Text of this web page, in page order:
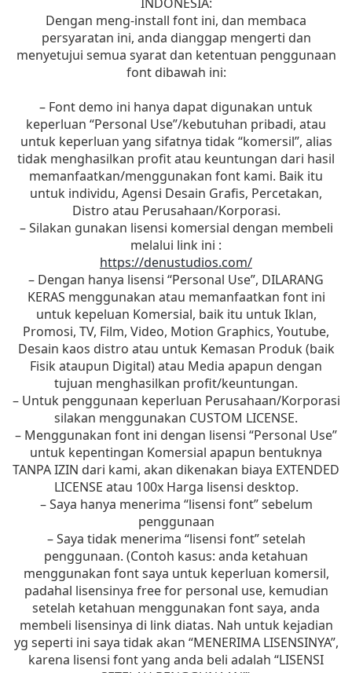
Dengan meng-install font ini, dan membaca
persyaratan ini, anda dianggap mengerti dan
menyetujui semua syarat dan ketentuan penggunaan
font dibawah ini:
– Font demo ini hanya dapat digunakan untuk
keperluan “Personal Use”/kebutuhan pribadi, atau
untuk keperluan yang sifatnya tidak “komersil”, alias
tidak menghasilkan profit atau keuntungan dari hasil
memanfaatkan/menggunakan font kami. Baik itu
untuk individu, Agensi Desain Grafis, Percetakan,
Distro atau Perusahaan/Korporasi.
– Silakan gunakan lisensi komersial dengan membeli
melalui link ini :
https://denustudios.com/
– Dengan hanya lisensi “Personal Use”, DILARANG
KERAS menggunakan atau memanfaatkan font ini
untuk kepeluan Komersial, baik itu untuk Iklan,
Promosi, TV, Film, Video, Motion Graphics, Youtube,
Desain kaos distro atau untuk Kemasan Produk (baik
Fisik ataupun Digital) atau Media apapun dengan
tujuan menghasilkan profit/keuntungan.
– Untuk penggunaan keperluan Perusahaan/Korporasi
silakan menggunakan CUSTOM LICENSE.
– Menggunakan font ini dengan lisensi “Personal Use”
untuk kepentingan Komersial apapun bentuknya
TANPA IZIN dari kami, akan dikenakan biaya EXTENDED
LICENSE atau 100x Harga lisensi desktop.
– Saya hanya menerima “lisensi font” sebelum
penggunaan
– Saya tidak menerima “lisensi font” setelah
penggunaan. (Contoh kasus: anda ketahuan
menggunakan font saya untuk keperluan komersil,
padahal lisensinya free for personal use, kemudian
setelah ketahuan menggunakan font saya, anda
membeli lisensinya di link diatas. Nah untuk kejadian
yg seperti ini saya tidak akan “MENERIMA LISENSINYA”,
karena lisensi font yang anda beli adalah “LISENSI